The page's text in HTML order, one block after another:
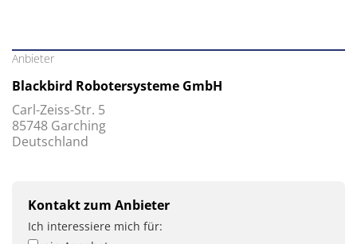
Anbieter
Blackbird Robotersysteme GmbH
Carl-Zeiss-Str. 5
85748 Garching
Deutschland
Kontakt zum Anbieter
Ich interessiere mich für: